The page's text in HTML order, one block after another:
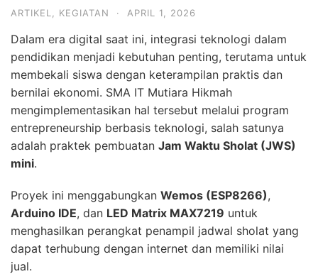
ARTIKEL KEGIATAN · APRIL 1, 2026
Dalam era digital saat ini, integrasi teknologi dalam
pendidikan menjadi kebutuhan penting, terutama untuk
membekali siswa dengan keterampilan praktis dan
bernilai ekonomi. SMA IT Mutiara Hikmah
mengimplementasikan hal tersebut melalui program
entrepreneurship berbasis teknologi, salah satunya
adalah praktek pembuatan Jam Waktu Sholat (JWS)
mini.
Proyek ini menggabungkan Wemos (ESP8266),
Arduino IDE, dan LED Matrix MAX7219 untuk
menghasilkan perangkat penampil jadwal sholat yang
dapat terhubung dengan internet dan memiliki nilai
jual.